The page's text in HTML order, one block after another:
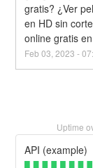
gratis? ¿Ver
en HD sin
online gratis
Feb03 ,2023 -
Uptime
API (example)